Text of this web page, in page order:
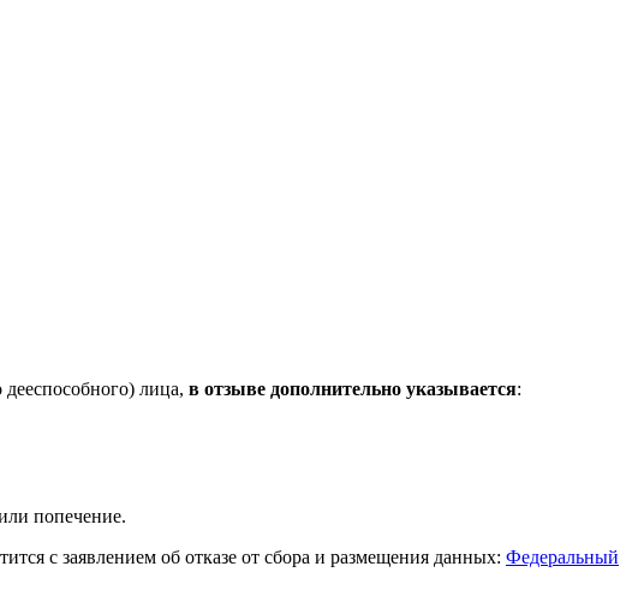
лица, в отзыве дополнительно указывается:
попечение.
с заявлением об отказе от сбора и размещения данных: Федеральный